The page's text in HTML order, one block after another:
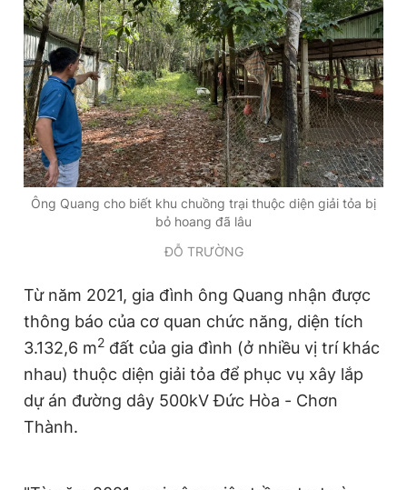
Giấy phép xuất bản số 110/GP - BTTTT cấp ngày 24.3.2020
© 2003-2026 Bản quyền thuộc về Báo Thanh Niên. Cấm sao
chép dưới mọi hình thức nếu không có sự chấp thuận bằng văn
bản. Phát triển bởi ePi Technologies, JSC.
Ông Quang cho biết khu chuồng trại thuộc diện giải tỏa bị
bỏ hoang đã lâu
ĐỖ TRƯỜNG
Từ năm 2021, gia đình ông Quang nhận được
thông báo của cơ quan chức năng, diện tích
3.132,6 m2 đất của gia đình (ở nhiều vị trí khác
nhau) thuộc diện giải tỏa để phục vụ xây lắp
dự án đường dây 500kV Đức Hòa - Chơn
Thành.